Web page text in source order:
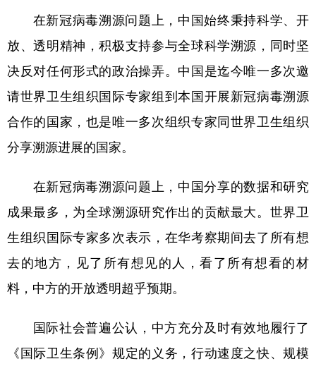
在新冠病毒溯源问题上，中国始终秉持科学、开
放、透明精神，积极支持参与全球科学溯源，同时坚
决反对任何形式的政治操弄。中国是迄今唯一多次邀
请世界卫生组织国际专家组到本国开展新冠病毒溯源
合作的国家，也是唯一多次组织专家同世界卫生组织
分享溯源进展的国家。
在新冠病毒溯源问题上，中国分享的数据和研究
成果最多，为全球溯源研究作出的贡献最大。世界卫
生组织国际专家多次表示，在华考察期间去了所有想
去的地方，见了所有想见的人，看了所有想看的材
料，中方的开放透明超乎预期。
国际社会普遍公认，中方充分及时有效地履行了
《国际卫生条例》规定的义务，行动速度之快、规模